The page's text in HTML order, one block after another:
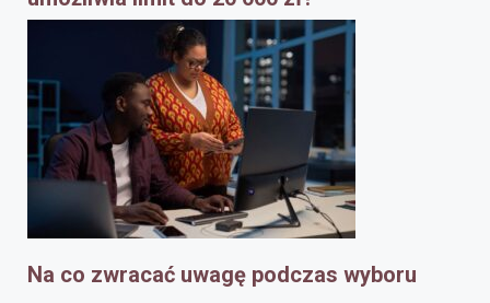
Na co zwracać uwagę podczas wyboru